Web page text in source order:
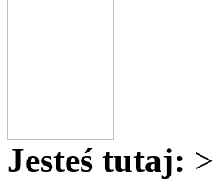
Jesteś tutaj: >